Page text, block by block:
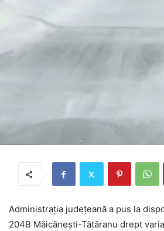
Administrația județeană a pus la
204B Măicănești-Tătăranu drept